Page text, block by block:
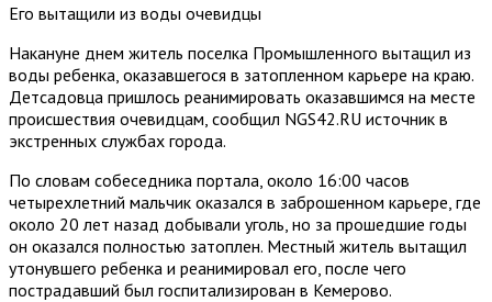
Его вытащили из воды очевидцы
Накануне днем житель поселка Промышленного вытащил из
воды ребенка, оказавшегося в затопленном карьере на краю.
Детсадовца пришлось реанимировать оказавшимся на месте
происшествия очевидцам, сообщил NGS42.RU источник в
экстренных службах города.
По словам собеседника портала, около 16:00 часов
четырехлетний мальчик оказался в заброшенном карьере, где
около 20 лет назад добывали уголь, но за прошедшие годы
он оказался полностью затоплен. Местный житель вытащил
утонувшего ребенка и реанимировал его, после чего
пострадавший был госпитализирован в Кемерово.